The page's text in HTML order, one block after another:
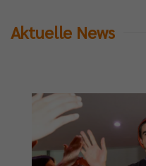
Aktuelle News